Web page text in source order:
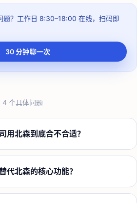
？ 工作日 8:30–18:00 在线，扫码即
30 分钟聊一次
4 个具体问题
用北森到底合不合适？
代北森的核心功能？